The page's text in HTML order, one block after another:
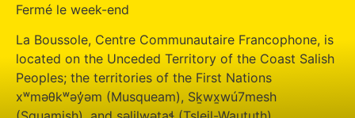
Fermé le week-end
La Boussole, Centre Communautaire Francophone, is
located on the Unceded Territory of the Coast Salish
Peoples; the territories of the First Nations
xʷməθkʷəy̓əm (Musqueam), Sḵwx̱wú7mesh